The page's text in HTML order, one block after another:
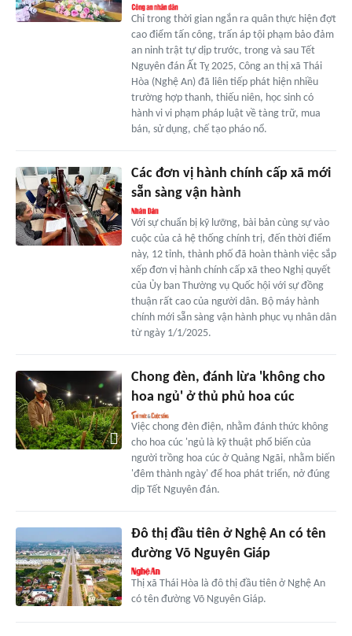
Chỉ trong thời gian ngắn ra quân thực hiện đợt
cao điểm tấn công, trấn áp tội phạm bảo đảm
an ninh trật tự dịp trước, trong và sau Tết
Nguyên đán Ất Tỵ 2025, Công an thị xã Thái
Hòa (Nghệ An) đã liên tiếp phát hiện nhiều
trường hợp thanh, thiếu niên, học sinh có
hành vi vi phạm pháp luật về tàng trữ, mua
bán, sử dụng, chế tạo pháo nổ.
Các đơn vị hành chính cấp xã mới
sẵn sàng vận hành
Với sự chuẩn bị kỹ lưỡng, bài bản cùng sự vào
cuộc của cả hệ thống chính trị, đến thời điểm
này, 12 tỉnh, thành phố đã hoàn thành việc sắp
xếp đơn vị hành chính cấp xã theo Nghị quyết
của Ủy ban Thường vụ Quốc hội với sự đồng
thuận rất cao của người dân. Bộ máy hành
chính mới sẵn sàng vận hành phục vụ nhân dân
từ ngày 1/1/2025.
Chong đèn, đánh lừa 'không cho
hoa ngủ' ở thủ phủ hoa cúc
Việc chong đèn điện, nhằm đánh thức không
cho hoa cúc 'ngủ là kỹ thuật phổ biến của
người trồng hoa cúc ở Quảng Ngãi, nhằm biến
'đêm thành ngày' để hoa phát triển, nở đúng
dịp Tết Nguyên đán.
Đô thị đầu tiên ở Nghệ An có tên
đường Võ Nguyên Giáp
Thị xã Thái Hòa là đô thị đầu tiên ở Nghệ An
có tên đường Võ Nguyên Giáp.